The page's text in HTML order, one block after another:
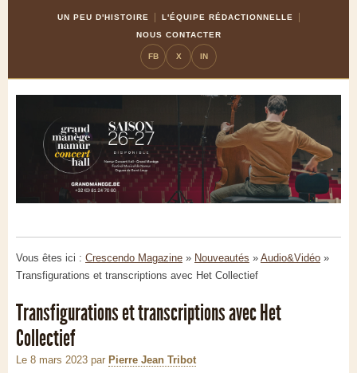
UN PEU D'HISTOIRE
L'ÉQUIPE RÉDACTIONNELLE
NOUS CONTACTER
FB X IN
Vous êtes ici : Crescendo Magazine » Nouveautés » Audio&Vidéo »
Transfigurations et transcriptions avec Het Collectief
Transfigurations et transcriptions avec Het
Collectief
Le 8 mars 2023 par Pierre Jean Tribot